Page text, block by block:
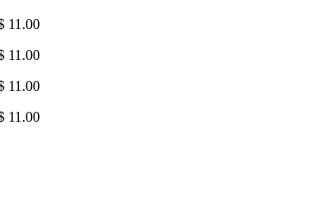
11.00
11.00
11.00
11.00